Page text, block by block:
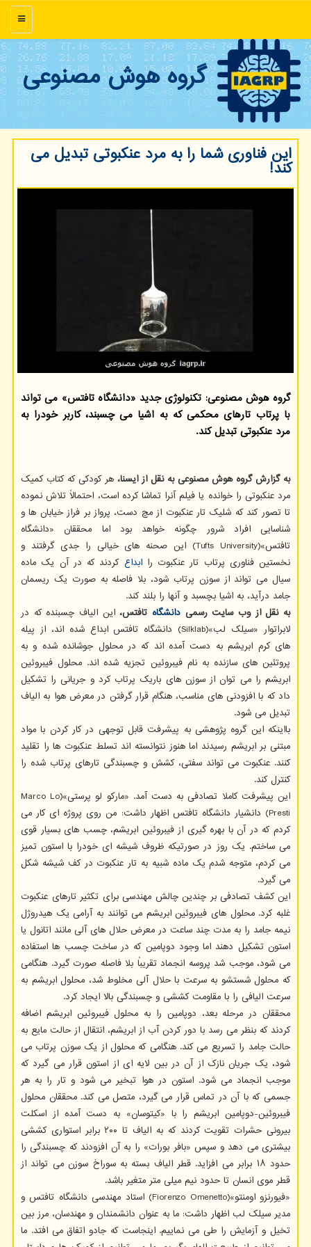
منو
گروه هوش مصنوعی
این فناوری شما را به مرد عنکبوتی تبدیل می
کند!
گروه هوش مصنوعی: تکنولوژی جدید «دانشگاه تافتس» می تواند
با پرتاب تارهای محکمی که به اشیا می چسبند، کاربر خودرا به
مرد عنکبوتی تبدیل کند.
به گزارش گروه هوش مصنوعی به نقل از ایسنا، هر کودکی که کتاب کمیک
مرد عنکبوتی را خوانده یا فیلم آنرا تماشا کرده است، احتمالاً تلاش نموده
تا تصور کند که شلیک تار عنکبوت از مچ دست، پرواز بر فراز خیابان ها و
شناسایی افراد شرور چگونه خواهد بود اما محققان «دانشگاه
تافتس»(Tufts University) این صحنه های خیالی را جدی گرفتند و
نخستین فناوری پرتاب تار عنکبوت راابداع کردند که در آن یک ماده
سیال می تواند از سوزن پرتاب شود، بلا فاصله به صورت یک ریسمان
جامد درآید، به اشیا بچسبد و آنها را بلند کند.
به نقل از وب سایت رسمی دانشگاهتافتس،این الیاف چسبنده که در
لابراتوار «سیلک لب»(Silklab) دانشگاه تافتس ابداع شده اند، از پیله
های کرم ابریشم به دست آمده اند که در محلول جوشانده شده و به
پروتئین های سازنده به نام فیبروئین تجزیه شده اند. محلول فیبروئین
ابریشم را می توان از سوزن های باریک پرتاب کرد و جریانی را تشکیل
داد که با افزودنی های مناسب، هنگام قرار گرفتن در معرض هوا به الیاف
تبدیل می شود.
بااینکه این گروه پژوهشی به پیشرفت قابل توجهی در کار کردن با مواد
مبتنی بر ابریشم رسیدند اما هنوز نتوانسته اند تسلط عنکبوت ها را تقلید
کنند. عنکبوت می تواند سفتی، کشش و چسبندگی تارهای پرتاب شده را
کنترل کند.
این پیشرفت کاملا تصادفی به دست آمد. «مارکو لو پرستی»(Marco Lo
Presti) دانشیار دانشگاه تافتس اظهار داشت: من روی پروژه ای کار می
کردم که در آن با بهره گیری از فیبروئین ابریشم، چسب های بسیار قوی
می ساختم. یک روز در صورتیکه ظروف شیشه ای خودرا با استون تمیز
می کردم، متوجه شدم یک ماده شبیه به تار عنکبوت در کف شیشه شکل
می گیرد.
این کشف تصادفی بر چندین چالش مهندسی برای تکثیر تارهای عنکبوت
غلبه کرد. محلول های فیبروئین ابریشم می توانند به آرامی یک هیدروژل
نیمه جامد را به مدت چند ساعت در معرض حلال های آلی مانند اتانول یا
استون تشکیل دهند اما وجود دوپامین که در ساخت چسب ها استفاده
می شود، موجب شد پروسه انجماد تقریباً بلا فاصله صورت گیرد. هنگامی
که محلول شستشو به سرعت با حلال آلی مخلوط شد، محلول ابریشم به
سرعت الیافی را با مقاومت کششی و چسبندگی بالا ایجاد کرد.
محققان در مرحله بعد، دوپامین را به محلول فیبروئین ابریشم اضافه
کردند که بنظر می رسد با دور کردن آب از ابریشم، انتقال از حالت مایع به
حالت جامد را تسریع می کند. هنگامی که محلول از یک سوزن پرتاب می
شود، یک جریان نازک از آن در بین لایه ای از استون قرار می گیرد که
موجب انجماد می شود. استون در هوا تبخیر می شود و تار را به هر
جسمی که با آن در تماس قرار می گیرد، متصل می کند. محققان محلول
فیبروئین-دوپامین ابریشم را با «کیتوسان» به دست آمده از اسکلت
بیرونی حشرات تقویت کردند که به الیاف تا ۲۰۰ برابر استواری کششی
بیشتری می دهد و سپس «بافر بورات» را به آن افزودند که چسبندگی را
حدود ۱۸ برابر می افزاید. قطر الیاف بسته به سوراخ سوزن می تواند از
قطر موی انسان تا حدود نیم میلی متر متغیر باشد.
«فیورنزو اومنتو»(Fiorenzo Omenetto) استاد مهندسی دانشگاه تافتس و
مدیر سیلک لب اظهار داشت: ما به عنوان دانشمندان و مهندسان، مرز بین
تخیل و آزمایش را طی می نماییم. اینجاست که جادو اتفاق می افتد. ما